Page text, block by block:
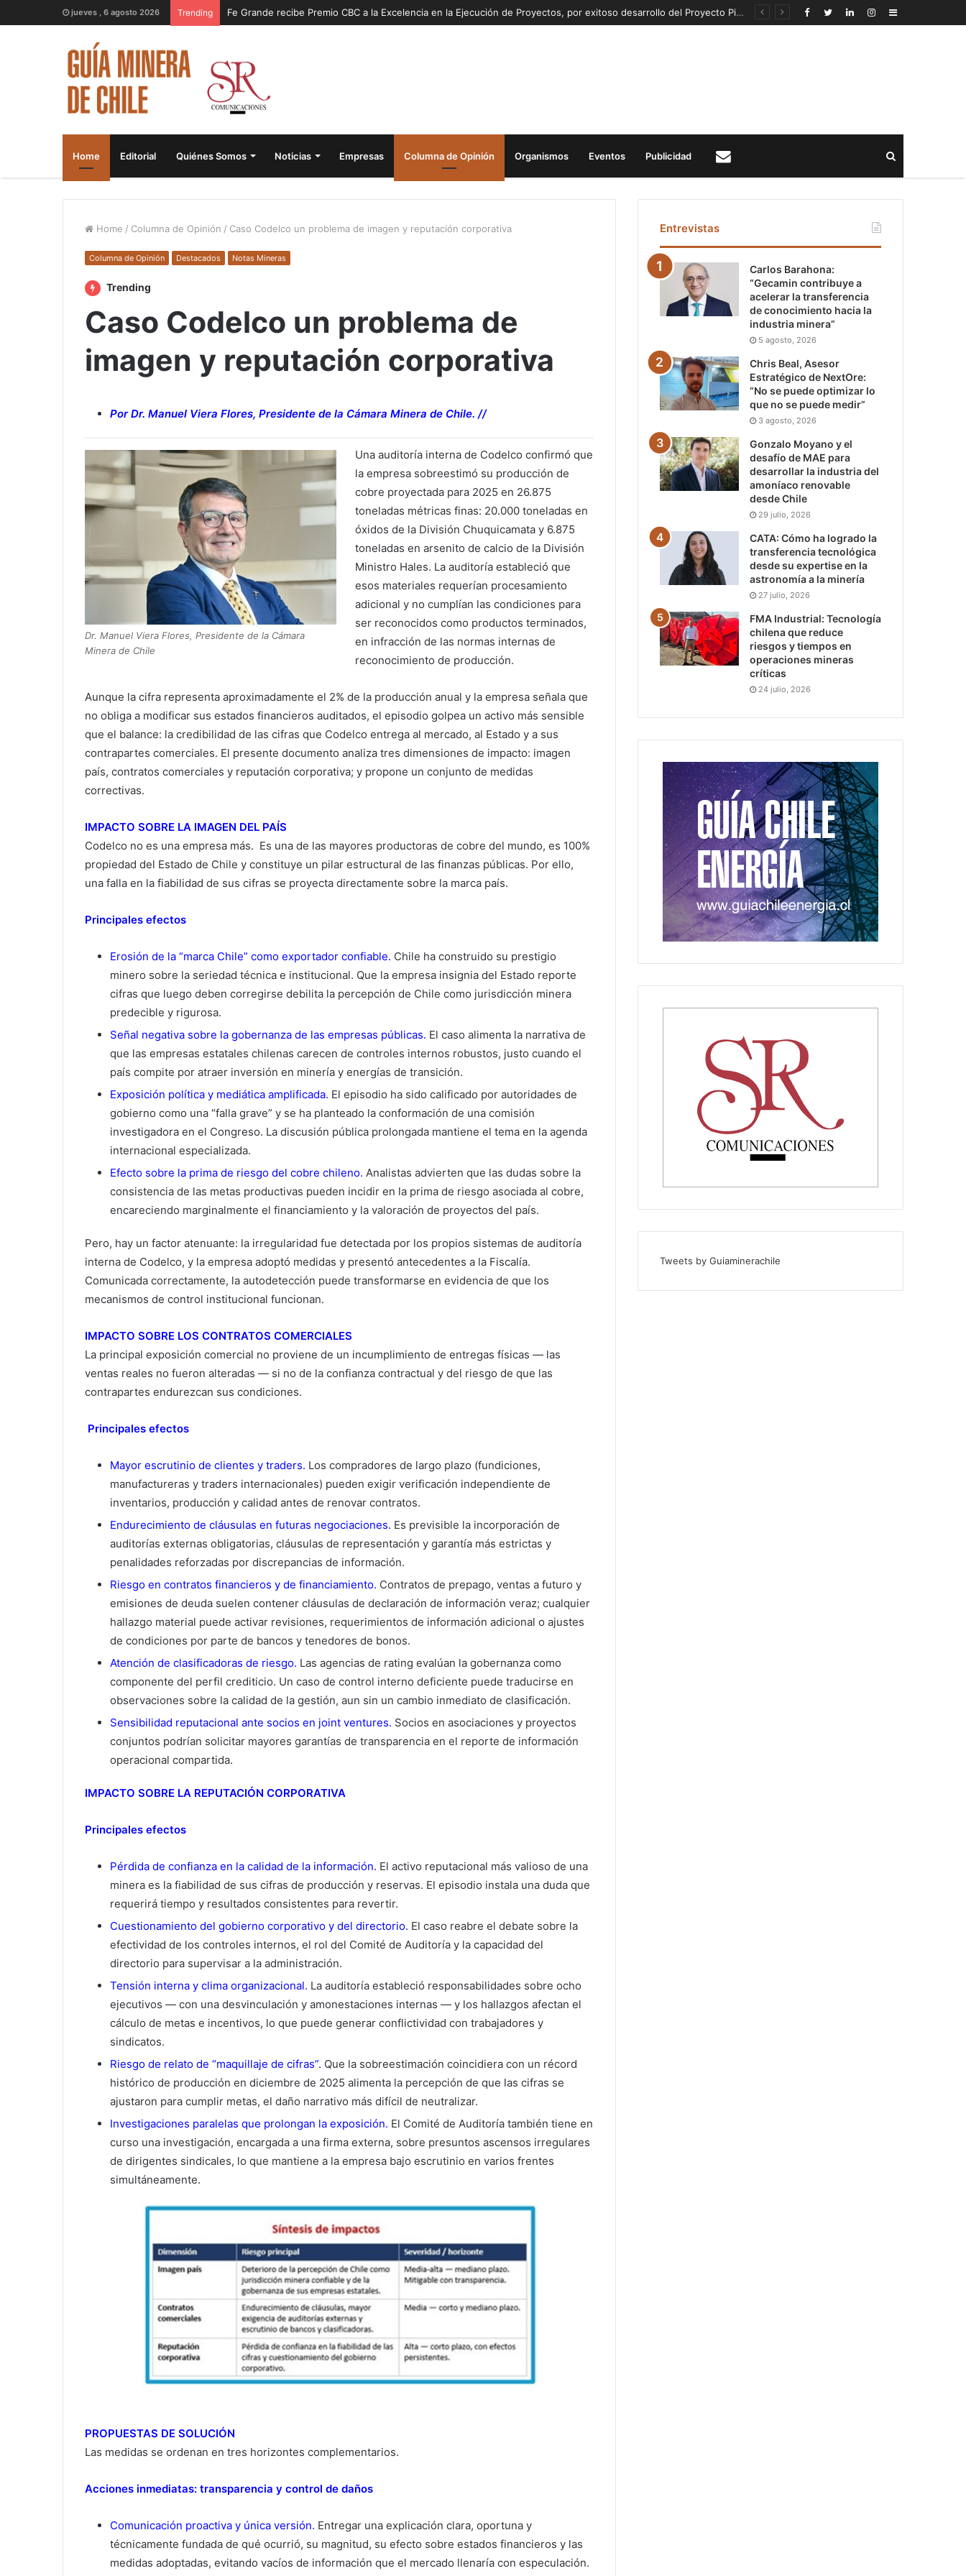
jueves , 6 agosto 2026 Trending Fe Grande recibe Premio CBC a la Excelencia en la Ejecución de Proyectos, por exitoso desarrollo del Proyecto Pipeline para SQM Sidebar
Home Editorial Quiénes Somos Noticias Empresas Columna de Opinión Organismos Eventos Publicidad
Home / Columna de Opinión / Caso Codelco un problema de imagen y reputación corporativa
Columna de Opinión Destacados Notas Mineras
Trending
Caso Codelco un problema de
imagen y reputación corporativa
Por Dr. Manuel Viera Flores, Presidente de la Cámara Minera de Chile. //
Dr. Manuel Viera Flores, Presidente de la Cámara
Minera de Chile
Una auditoría interna de Codelco confirmó que
la empresa sobreestimó su producción de
cobre proyectada para 2025 en 26.875
toneladas métricas finas: 20.000 toneladas en
óxidos de la División Chuquicamata y 6.875
toneladas en arsenito de calcio de la División
Ministro Hales. La auditoría estableció que
esos materiales requerían procesamiento
adicional y no cumplían las condiciones para
ser reconocidos como productos terminados,
en infracción de las normas internas de
reconocimiento de producción.
Aunque la cifra representa aproximadamente el 2% de la producción anual y la empresa señala que
no obliga a modificar sus estados financieros auditados, el episodio golpea un activo más sensible
que el balance: la credibilidad de las cifras que Codelco entrega al mercado, al Estado y a sus
contrapartes comerciales. El presente documento analiza tres dimensiones de impacto: imagen
país, contratos comerciales y reputación corporativa; y propone un conjunto de medidas
correctivas.
IMPACTO SOBRE LA IMAGEN DEL PAÍS
Codelco no es una empresa más. Es una de las mayores productoras de cobre del mundo, es 100%
propiedad del Estado de Chile y constituye un pilar estructural de las finanzas públicas. Por ello,
una falla en la fiabilidad de sus cifras se proyecta directamente sobre la marca país.
Principales efectos
Erosión de la “marca Chile” como exportador confiable. Chile ha construido su prestigio
minero sobre la seriedad técnica e institucional. Que la empresa insignia del Estado reporte
cifras que luego deben corregirse debilita la percepción de Chile como jurisdicción minera
predecible y rigurosa.
Señal negativa sobre la gobernanza de las empresas públicas. El caso alimenta la narrativa de
que las empresas estatales chilenas carecen de controles internos robustos, justo cuando el
país compite por atraer inversión en minería y energías de transición.
Exposición política y mediática amplificada. El episodio ha sido calificado por autoridades de
gobierno como una “falla grave” y se ha planteado la conformación de una comisión
investigadora en el Congreso. La discusión pública prolongada mantiene el tema en la agenda
internacional especializada.
Efecto sobre la prima de riesgo del cobre chileno. Analistas advierten que las dudas sobre la
consistencia de las metas productivas pueden incidir en la prima de riesgo asociada al cobre,
encareciendo marginalmente el financiamiento y la valoración de proyectos del país.
Pero, hay un factor atenuante: la irregularidad fue detectada por los propios sistemas de auditoría
interna de Codelco, y la empresa adoptó medidas y presentó antecedentes a la Fiscalía.
Comunicada correctamente, la autodetección puede transformarse en evidencia de que los
mecanismos de control institucional funcionan.
IMPACTO SOBRE LOS CONTRATOS COMERCIALES
La principal exposición comercial no proviene de un incumplimiento de entregas físicas — las
ventas reales no fueron alteradas — si no de la confianza contractual y del riesgo de que las
contrapartes endurezcan sus condiciones.
Principales efectos
Mayor escrutinio de clientes y traders. Los compradores de largo plazo (fundiciones,
manufactureras y traders internacionales) pueden exigir verificación independiente de
inventarios, producción y calidad antes de renovar contratos.
Endurecimiento de cláusulas en futuras negociaciones. Es previsible la incorporación de
auditorías externas obligatorias, cláusulas de representación y garantía más estrictas y
penalidades reforzadas por discrepancias de información.
Riesgo en contratos financieros y de financiamiento. Contratos de prepago, ventas a futuro y
emisiones de deuda suelen contener cláusulas de declaración de información veraz; cualquier
hallazgo material puede activar revisiones, requerimientos de información adicional o ajustes
de condiciones por parte de bancos y tenedores de bonos.
Atención de clasificadoras de riesgo. Las agencias de rating evalúan la gobernanza como
componente del perfil crediticio. Un caso de control interno deficiente puede traducirse en
observaciones sobre la calidad de la gestión, aun sin un cambio inmediato de clasificación.
Sensibilidad reputacional ante socios en joint ventures. Socios en asociaciones y proyectos
conjuntos podrían solicitar mayores garantías de transparencia en el reporte de información
operacional compartida.
IMPACTO SOBRE LA REPUTACIÓN CORPORATIVA
Principales efectos
Pérdida de confianza en la calidad de la información. El activo reputacional más valioso de una
minera es la fiabilidad de sus cifras de producción y reservas. El episodio instala una duda que
requerirá tiempo y resultados consistentes para revertir.
Cuestionamiento del gobierno corporativo y del directorio. El caso reabre el debate sobre la
efectividad de los controles internos, el rol del Comité de Auditoría y la capacidad del
directorio para supervisar a la administración.
Tensión interna y clima organizacional. La auditoría estableció responsabilidades sobre ocho
ejecutivos — con una desvinculación y amonestaciones internas — y los hallazgos afectan el
cálculo de metas e incentivos, lo que puede generar conflictividad con trabajadores y
sindicatos.
Riesgo de relato de “maquillaje de cifras”. Que la sobreestimación coincidiera con un récord
histórico de producción en diciembre de 2025 alimenta la percepción de que las cifras se
ajustaron para cumplir metas, el daño narrativo más difícil de neutralizar.
Investigaciones paralelas que prolongan la exposición. El Comité de Auditoría también tiene en
curso una investigación, encargada a una firma externa, sobre presuntos ascensos irregulares
de dirigentes sindicales, lo que mantiene a la empresa bajo escrutinio en varios frentes
simultáneamente.
PROPUESTAS DE SOLUCIÓN
Las medidas se ordenan en tres horizontes complementarios.
Acciones inmediatas: transparencia y control de daños
Comunicación proactiva y única versión. Entregar una explicación clara, oportuna y
técnicamente fundada de qué ocurrió, su magnitud, su efecto sobre estados financieros y las
medidas adoptadas, evitando vacíos de información que el mercado llenaría con especulación.
Entrevistas
Carlos Barahona:
“Gecamin contribuye a
acelerar la transferencia
de conocimiento hacia la
industria minera”
5 agosto, 2026
Chris Beal, Asesor
Estratégico de NextOre:
“No se puede optimizar lo
que no se puede medir”
3 agosto, 2026
Gonzalo Moyano y el
desafío de MAE para
desarrollar la industria del
amoníaco renovable
desde Chile
29 julio, 2026
CATA: Cómo ha logrado la
transferencia tecnológica
desde su expertise en la
astronomía a la minería
27 julio, 2026
FMA Industrial: Tecnología
chilena que reduce
riesgos y tiempos en
operaciones mineras
críticas
24 julio, 2026
Tweets by Guiaminerachile